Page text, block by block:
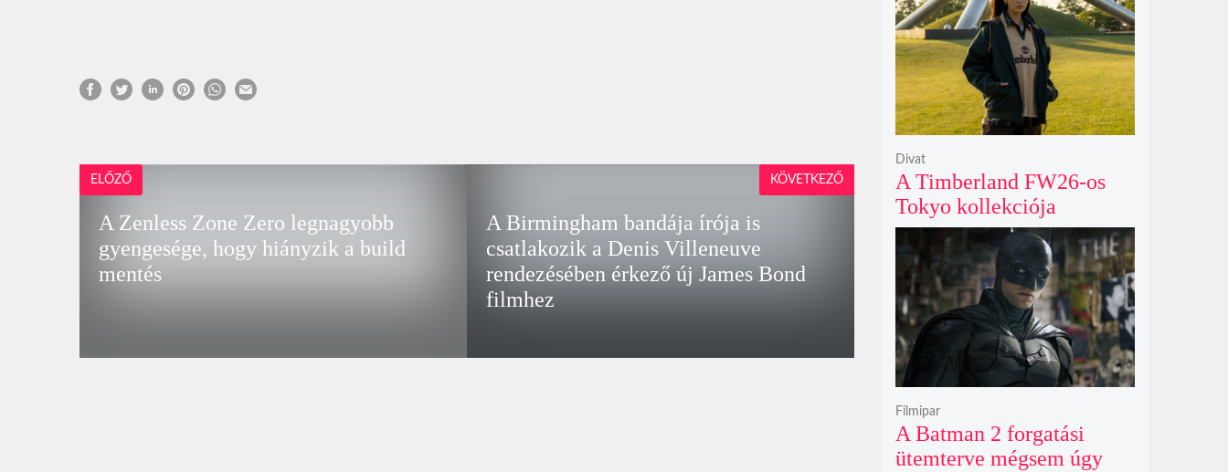
ELŐZŐ
A Zenless Zone Zero legnagyobb
gyengesége, hogy hiányzik a build
mentés
A Birmingham bandája írója is
csatlakozik a Denis Villeneuve
rendezésében érkező új James Bond
filmhez
KÖVETKEZŐ
egyedi karosszériába
A Timberland FW26-os
Tokyo kollekciója
flanellel, kordbársonnyal
és bőrrel gondolja újra az
időtlen örökséget
Divat
A Batman 2 forgatási
ütemterve mégsem úgy
Filmipar